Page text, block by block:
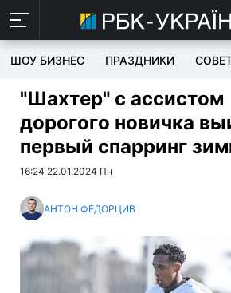
ШОУ БИЗНЕС ПРАЗДНИКИ
"Шахтер" с ассистом
дорогого новичка
первый спарринг
16:24 22.01.2024 Пн
АНТОН ФЕДОРЦИВ